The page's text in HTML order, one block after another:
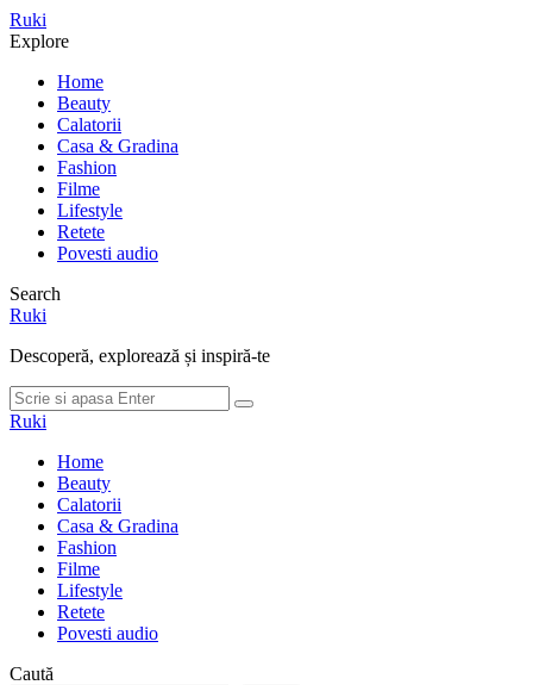
Meniu
Ruki
Cauta
Explore
Home
Beauty
Calatorii
Casa & Gradina
Fashion
Filme
Lifestyle
Retete
Povesti audio
Search
Ruki
Descoperă, explorează și inspiră-te
Cauta
dupa:
Cauta
Ruki
Home
Beauty
Calatorii
Casa & Gradina
Fashion
Filme
Lifestyle
Retete
Povesti audio
Caută